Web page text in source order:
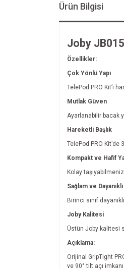
Ürün Bilgisi
Joby
Özellikler:
Çok Yönlü Yapı
TelePod PRO Kit’i
Mutlak Güven
Ayarlanabilir bacak
Hareketli Başlık
TelePod PRO Kit’de
Kompakt ve Hafif
Kolay
Sağlam ve Dayanıklı
Birinci sınıf
Joby Kalitesi
Üstün Joby kalitesi
Açıklama:
Orijinal GripTight
ve 90° tilt açı